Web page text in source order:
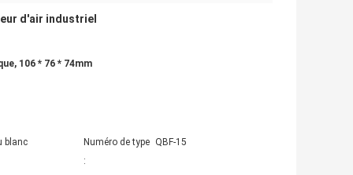
d'air industriel
106 * 76 * 74mm
blanc
Numéro de type
:
QBF-15